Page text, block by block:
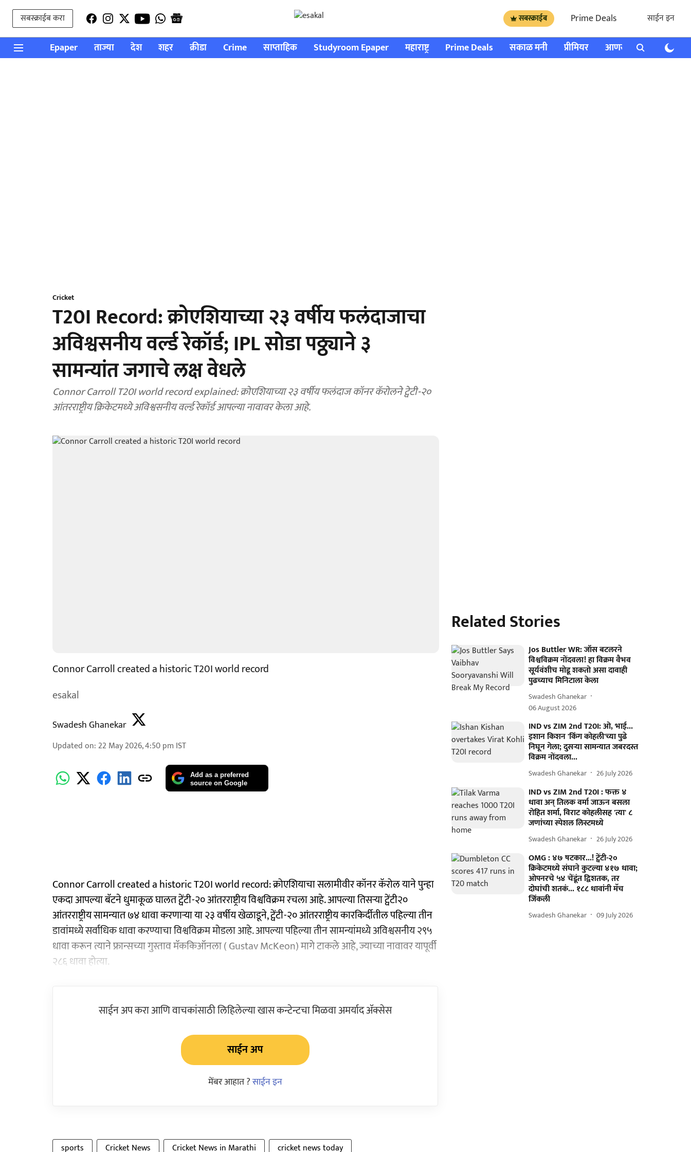
सबस्क्राईब करा सबस्क्राईब Prime Deals साईन इन
Epaper ताज्या देश शहर क्रीडा Crime साप्ताहिक Studyroom Epaper महाराष्ट्र Prime Deals सकाळ मनी प्रीमियर आणखी राशी भविष्य
Cricket
T20I Record: क्रोएशियाच्या २३ वर्षीय फलंदाजाचा
अविश्वसनीय वर्ल्ड रेकॉर्ड; IPL सोडा पठ्ठ्याने ३
सामन्यांत जगाचे लक्ष वेधले
Connor Carroll T20I world record explained: क्रोएशियाच्या २३ वर्षीय फलंदाज कॉनर कॅरोलने ट्वेटी-२०
आंतरराष्ट्रीय क्रिकेटमध्ये अविश्वसनीय वर्ल्ड रेकॉर्ड आपल्या नावावर केला आहे.
Connor Carroll created a historic T20I world record
esakal
Swadesh Ghanekar
Updated on: 22 May 2026, 4:50 pm IST
Add as a preferred
source on Google
Connor Carroll created a historic T20I world record: क्रोएशियाचा सलामीवीर कॉनर कॅरोल याने पुन्हा
एकदा आपल्या बॅटने धुमाकूळ घालत ट्वेंटी-२० आंतरराष्ट्रीय विश्वविक्रम रचला आहे. आपल्या तिसऱ्या ट्वेंटी२०
आंतरराष्ट्रीय सामन्यात ७४ धावा करणाऱ्या या २३ वर्षीय खेळाडूने, ट्वेंटी-२० आंतरराष्ट्रीय कारकिर्दीतील पहिल्या तीन
डावांमध्ये सर्वाधिक धावा करण्याचा विश्वविक्रम मोडला आहे. आपल्या पहिल्या तीन सामन्यांमध्ये अविश्वसनीय २९५
धावा करून त्याने फ्रान्सच्या गुस्ताव मॅककिऑनला ( Gustav McKeon) मागे टाकले आहे, ज्याच्या नावावर यापूर्वी
२८६ धावा होत्या.
साईन अप करा आणि वाचकांसाठी लिहिलेल्या खास कन्टेन्टचा मिळवा अमर्याद ॲक्सेस
साईन अप
मेंबर आहात ?साईन इन
sports Cricket News Cricket News in Marathi cricket news today
Related Stories
Jos Buttler WR: जॉस बटलरने
विश्वविक्रम नोंदवला! हा विक्रम वैभव
सूर्यवंशीच मोडू शकतो असा दावाही
पुढच्याच मिनिटाला केला
Swadesh Ghanekar
06 August 2026
IND vs ZIM 2nd T20I: ओ, भाई...
इशान किशन 'किंग कोहली'च्या पुढे
निघून गेला; दुसऱ्या सामन्यात जबरदस्त
विक्रम नोंदवला...
Swadesh Ghanekar 26 July 2026
IND vs ZIM 2nd T20I : फक्त ४
धावा अन् तिलक वर्मा जाऊन बसला
रोहित शर्मा, विराट कोहलीसह 'त्या' ८
जणांच्या स्पेशल लिस्टमध्ये
Swadesh Ghanekar 26 July 2026
OMG : ४७ षटकार...! ट्वेंटी-२०
क्रिकेटमध्ये संघाने कुटल्या ४१७ धावा;
ओपनरचे ५४ चेंडूंत द्विशतक, तर
दोघांची शतकं... १८८ धावांनी मॅच
जिंकली
Swadesh Ghanekar 09 July 2026